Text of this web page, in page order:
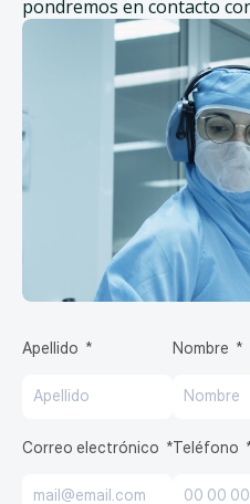
pondremos en contacto
Apellido Nombre
Correo electrónico Teléfono